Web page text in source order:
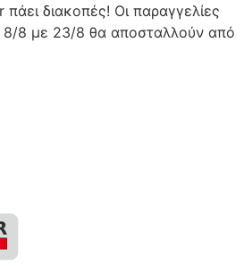
διακοπές! Οι παραγγελίες
8 με 23/8 θα αποσταλλούν από